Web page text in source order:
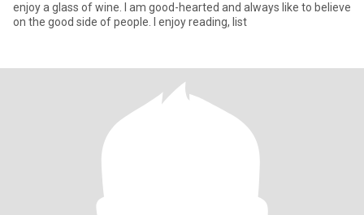
enjoy a glass of wine. I am good-hearted and always like to believe
on the good side of people. I enjoy reading, list